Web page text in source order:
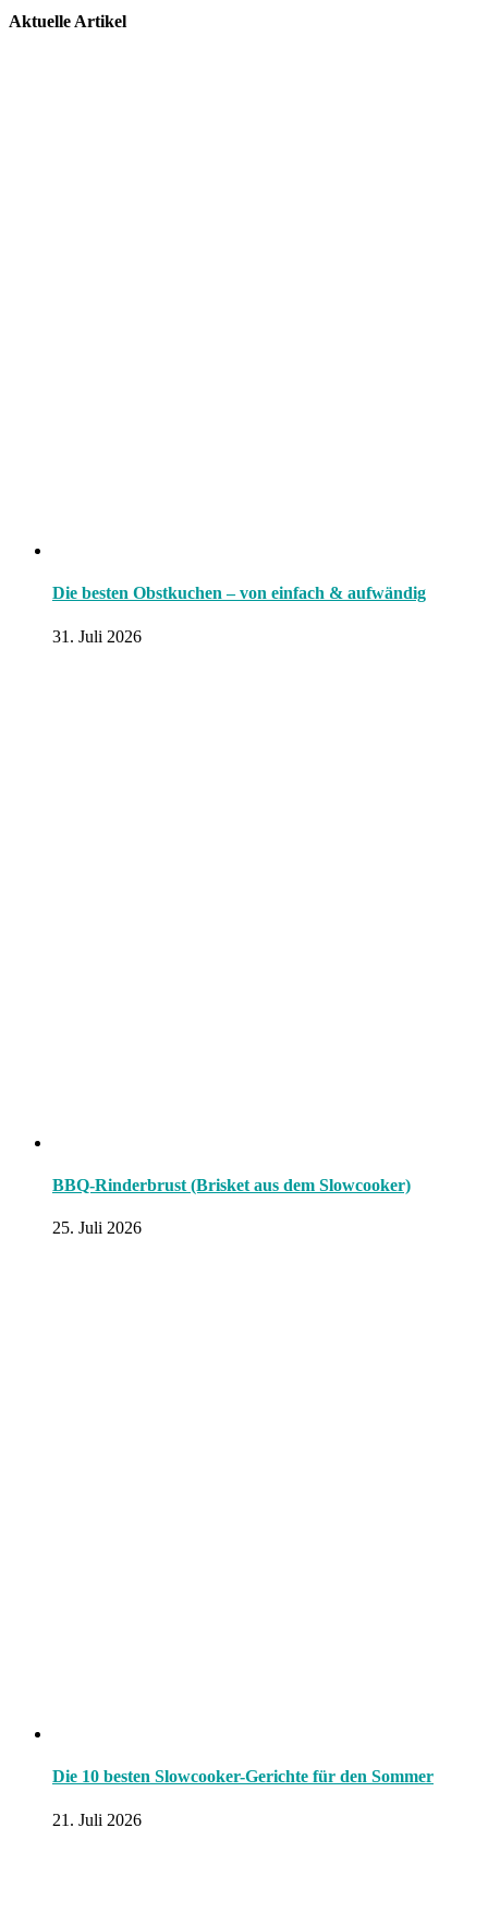
Aktuelle Artikel
Die besten Obstkuchen – von einfach & aufwändig
31. Juli 2026
BBQ-Rinderbrust (Brisket aus dem Slowcooker)
25. Juli 2026
Die 10 besten Slowcooker-Gerichte für den Sommer
21. Juli 2026